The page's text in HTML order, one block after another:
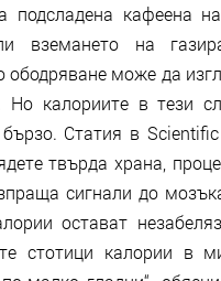
подсладена кафеена
вземането на
ободряване може да
Но калориите в тези
Статия в
твърда храна,
сигнали до
остават
стотици калории в